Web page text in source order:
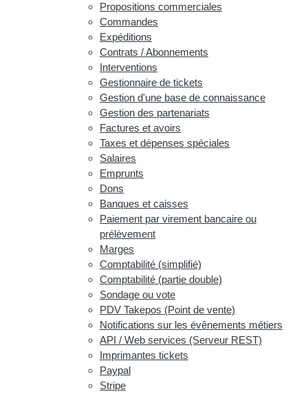
Propositions commerciales
Commandes
Expéditions
Contrats / Abonnements
Interventions
Gestionnaire de tickets
Gestion d'une base de connaissance
Gestion des partenariats
Factures et avoirs
Taxes et dépenses spéciales
Salaires
Emprunts
Dons
Banques et caisses
Paiement par virement bancaire ou
prélèvement
Marges
Comptabilité (simplifié)
Comptabilité (partie double)
Sondage ou vote
PDV Takepos (Point de vente)
Notifications sur les évênements métiers
API / Web services (Serveur REST)
Imprimantes tickets
Paypal
Stripe